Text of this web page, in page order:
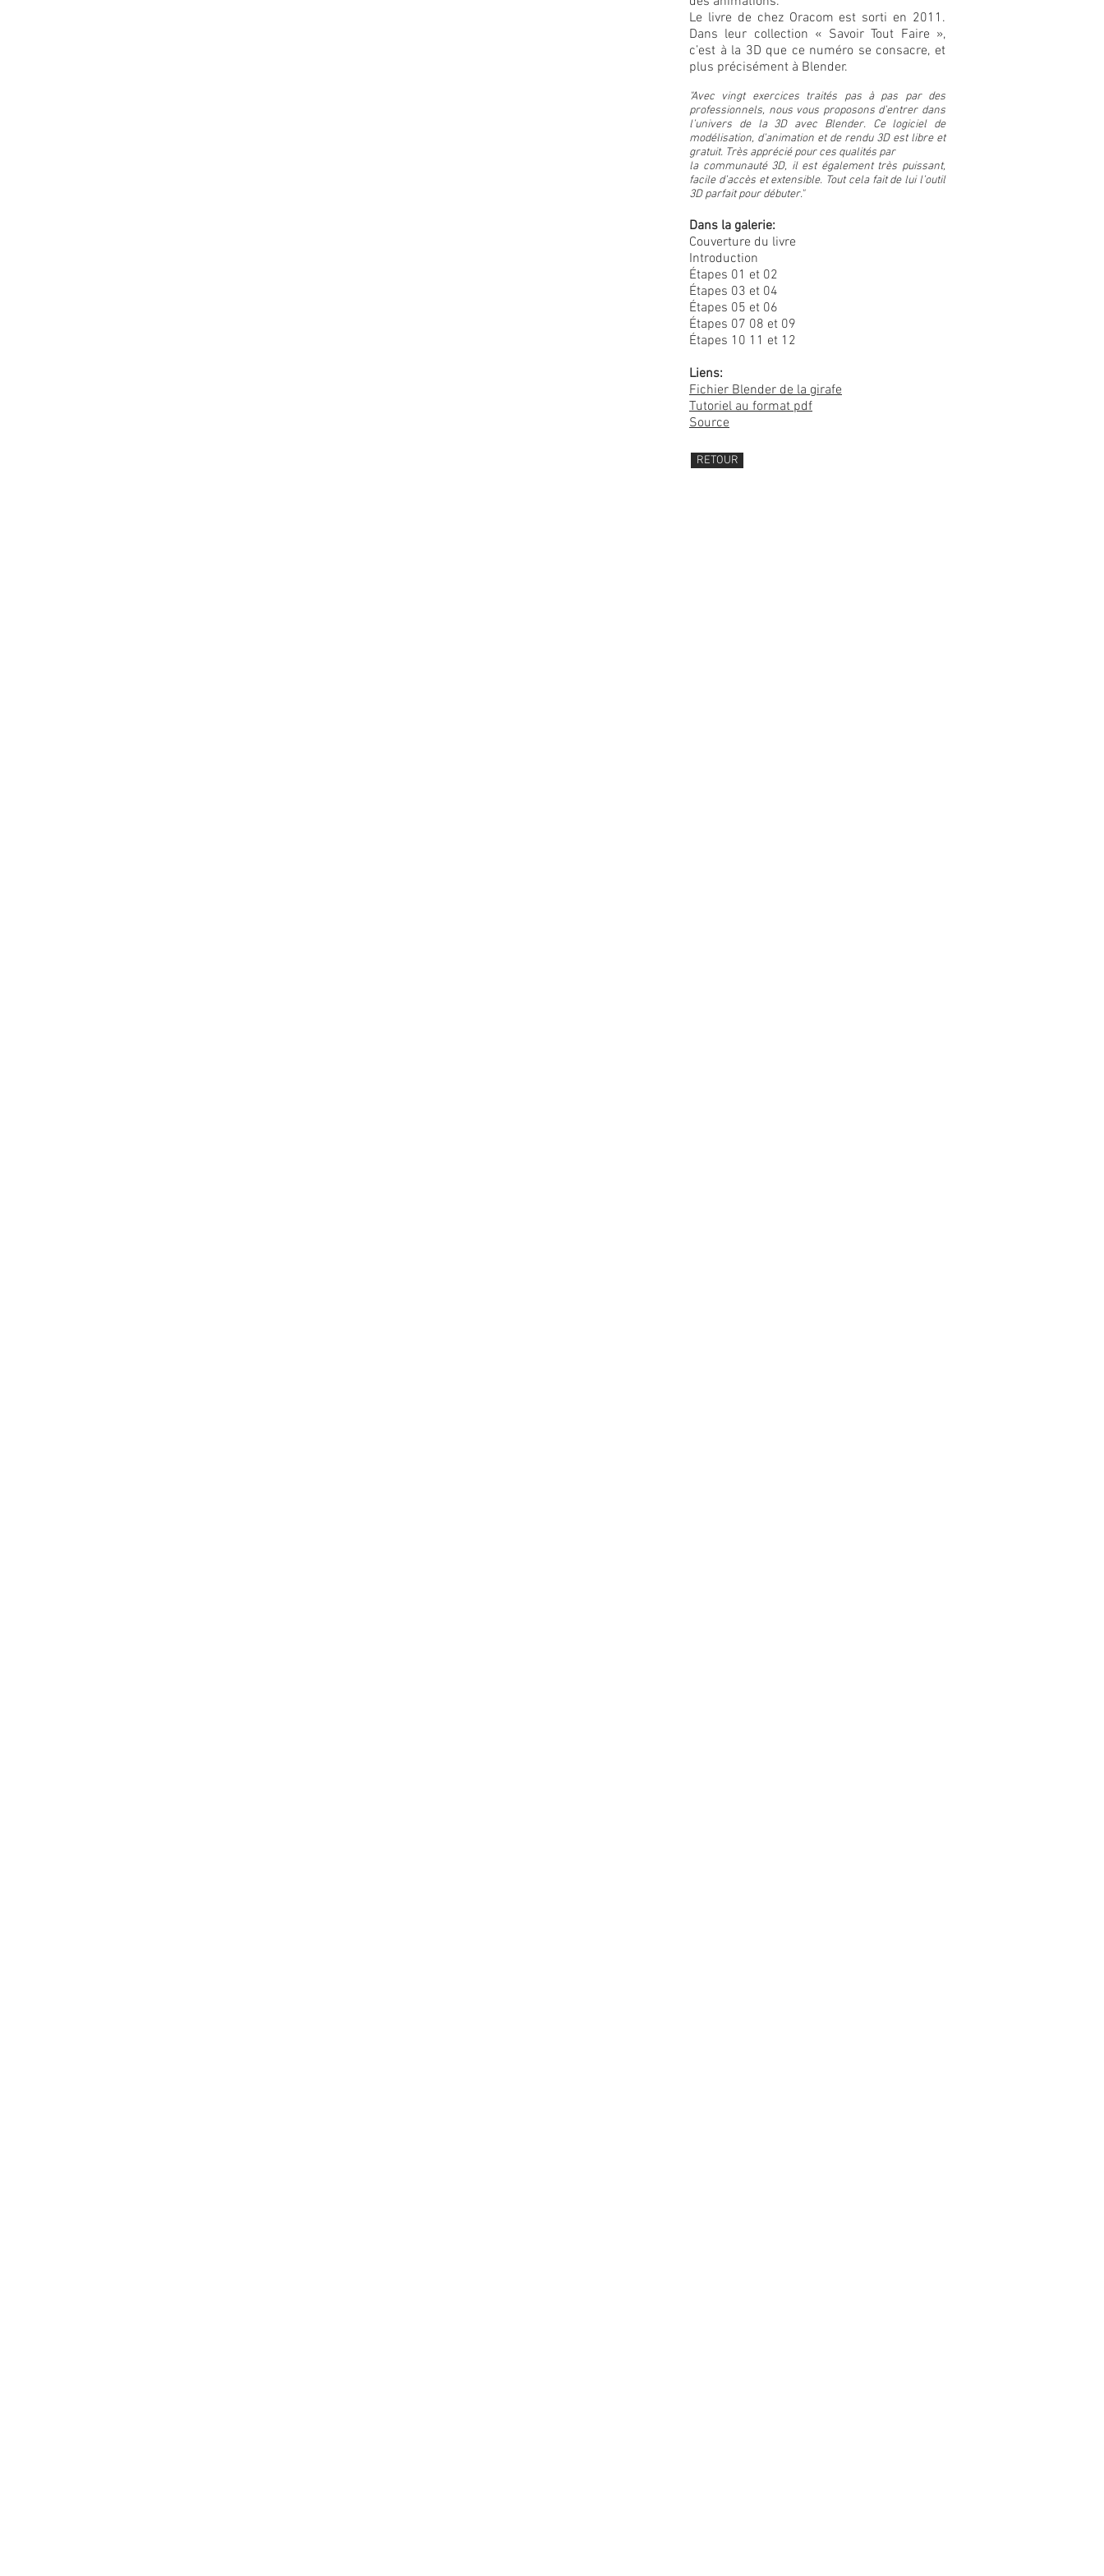
Le livre de chez Oracom est sorti en 2011.
Dans leur collection « Savoir Tout Faire »,
c’est à la 3D que ce numéro se consacre, et
plus précisément à Blender.
"Avec vingt exercices traités pas à pas par des
professionnels, nous vous proposons d’entrer dans
l’univers de la 3D avec Blender. Ce logiciel de
modélisation, d’animation et de rendu 3D est libre et
gratuit. Très apprécié pour ces qualités par
la communauté 3D, il est également très puissant,
facile d’accès et extensible. Tout cela fait de lui l’outil
3D parfait pour débuter."
Dans la galerie:
Couverture du livre
Introduction
Étapes 01 et 02
Étapes 03 et 04
Étapes 05 et 06
Étapes 07 08 et 09
Étapes 10 11 et 12
Liens:
Fichier Blender de la girafe
Tutoriel au format pdf
Source
RETOUR